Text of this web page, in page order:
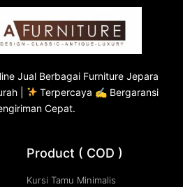
Jual Berbagai Furniture Jepara
|
Terpercaya ✍ Bergaransi
Cepat.
Product ( COD )
Kursi Tamu Minimalis